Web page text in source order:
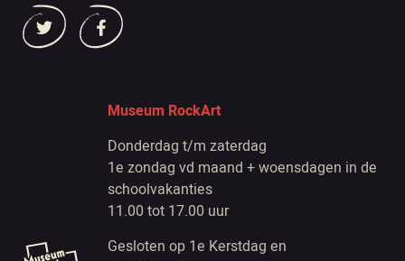
Museum RockArt
Donderdag t/m zaterdag
1e zondag vd maand + woensdagen in de
schoolvakanties
11.00 tot 17.00 uur
Gesloten op 1e Kerstdag en